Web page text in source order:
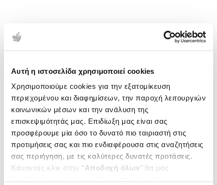
Αυτή η ιστοσελίδα χρησιμοποιεί cookies
Χρησιμοποιούμε cookies για την εξατομίκευση
περιεχομένου και διαφημίσεων, την παροχή λειτουργιών
κοινωνικών μέσων και την ανάλυση της
επισκεψιμότητάς μας. Επιδίωξη μας είναι σας
προσφέρουμε μία όσο το δυνατό πιο ταιριαστή στις
προτιμήσεις σας και πιο ενδιαφέρουσα στις αναζητήσεις
σας περιήγηση, με τις καλύτερες δυνατές προτάσεις.
Κάνοντας κλικ στην ‘’Αποδοχή όλων’’ θα μας